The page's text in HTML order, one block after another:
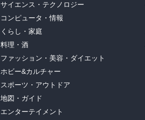
サイエンス・テクノロジー
コンピュータ・情報
くらし・家庭
料理・酒
ファッション・美容・ダイエット
ホビー&カルチャー
スポーツ・アウトドア
地図・ガイド
エンターテイメント